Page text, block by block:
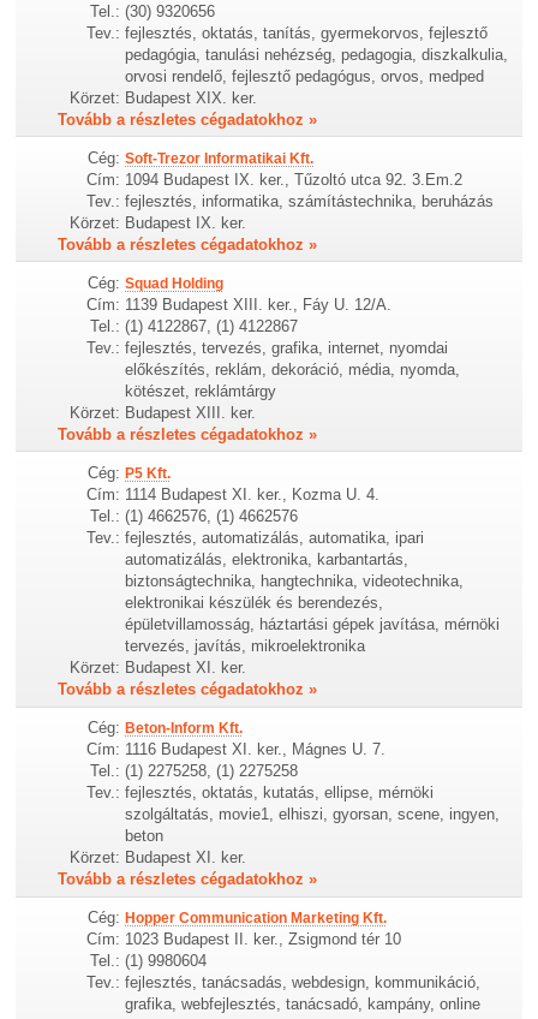
Tel.: (30) 9320656
Tev.: fejlesztés, oktatás, tanítás, gyermekorvos, fejlesztő
pedagógia, tanulási nehézség, pedagogia, diszkalkulia,
orvosi rendelő, fejlesztő pedagógus, orvos, medped
Körzet: Budapest XIX. ker.
Tovább a részletes cégadatokhoz »
Cég: Soft-Trezor Informatikai Kft.
Cím: 1094 Budapest IX. ker., Tűzoltó utca 92. 3.Em.2
Tev.: fejlesztés, informatika, számítástechnika, beruházás
Körzet: Budapest IX. ker.
Tovább a részletes cégadatokhoz »
Cég: Squad Holding
Cím: 1139 Budapest XIII. ker., Fáy U. 12/A.
Tel.: (1) 4122867, (1) 4122867
Tev.: fejlesztés, tervezés, grafika, internet, nyomdai
előkészítés, reklám, dekoráció, média, nyomda,
kötészet, reklámtárgy
Körzet: Budapest XIII. ker.
Tovább a részletes cégadatokhoz »
Cég: P5 Kft.
Cím: 1114 Budapest XI. ker., Kozma U. 4.
Tel.: (1) 4662576, (1) 4662576
Tev.: fejlesztés, automatizálás, automatika, ipari
automatizálás, elektronika, karbantartás,
biztonságtechnika, hangtechnika, videotechnika,
elektronikai készülék és berendezés,
épületvillamosság, háztartási gépek javítása, mérnöki
tervezés, javítás, mikroelektronika
Körzet: Budapest XI. ker.
Tovább a részletes cégadatokhoz »
Cég: Beton-Inform Kft.
Cím: 1116 Budapest XI. ker., Mágnes U. 7.
Tel.: (1) 2275258, (1) 2275258
Tev.: fejlesztés, oktatás, kutatás, ellipse, mérnöki
szolgáltatás, movie1, elhiszi, gyorsan, scene, ingyen,
beton
Körzet: Budapest XI. ker.
Tovább a részletes cégadatokhoz »
Cég: Hopper Communication Marketing Kft.
Cím: 1023 Budapest II. ker., Zsigmond tér 10
Tel.: (1) 9980604
Tev.: fejlesztés, tanácsadás, webdesign, kommunikáció,
grafika, webfejlesztés, tanácsadó, kampány, online